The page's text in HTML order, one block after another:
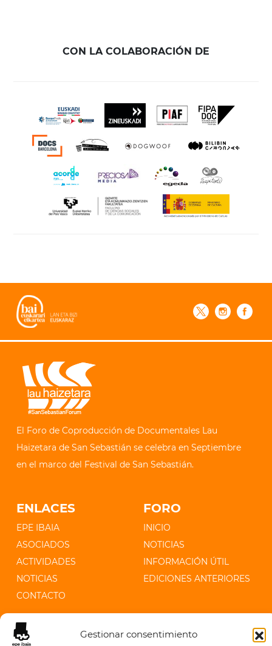
Gestionar consentimiento
CON LA COLABORACIÓN DE
El Foro de Coproducción de Documentales Lau
Haizetara de San Sebastián se celebra en Septiembre
en el marco del Festival de San Sebastián.
ENLACES
EPE IBAIA
ASOCIADOS
ACTIVIDADES
NOTICIAS
CONTACTO
FORO
INICIO
NOTICIAS
INFORMACIÓN ÚTIL
EDICIONES ANTERIORES
CONTACTO